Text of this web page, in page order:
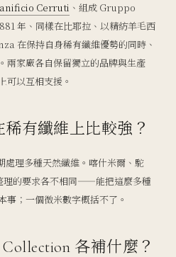
Cerruti 、組成 Gruppo
年、同樣在比耶拉、以精紡羊毛西
在保持自身稀有纖維優勢的同時、
兩家廠各自保留獨立的品牌與生產
可以互相支援。
稀有纖維上比較強？
理多種天然纖維。喀什米爾、駝
的要求各不相同——能把這麼多種
事；一個微米數字概括不了。
各補什麼？